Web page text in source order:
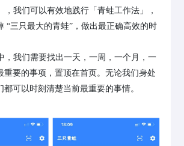
，我们可以有效地践行「青蛙工作法」，
“三只最大的青蛙”，做出最正确高效的时
，我们需要找出一天，一周，一个月，一
重要的事项，置顶在首页。无论我们身处
都可以时刻清楚当前最重要的事情。